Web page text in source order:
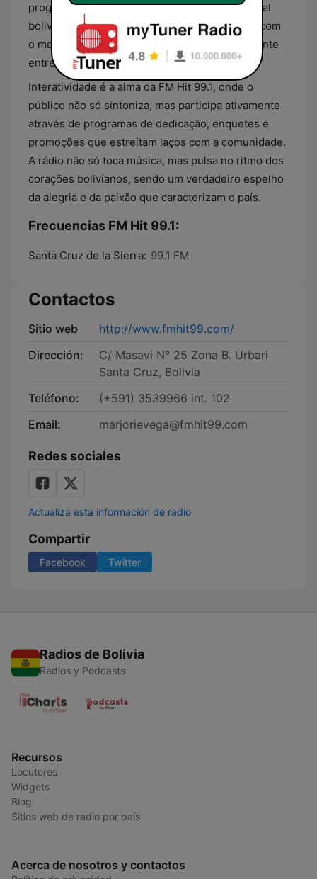
programação é um reflexo da identidade cultural
boliviana, mesclando sucessos internacionais com
o melhor da música nacional, e criando uma ponte
entre as tradições e as novas tendências.
Interatividade é a alma da FM Hit 99.1, onde o
público não só sintoniza, mas participa ativamente
através de programas de dedicação, enquetes e
promoções que estreitam laços com a comunidade.
A rádio não só toca música, mas pulsa no ritmo dos
corações bolivianos, sendo um verdadeiro espelho
da alegria e da paixão que caracterizam o país.
Frecuencias FM Hit 99.1:
Santa Cruz de la Sierra: 99.1 FM
Contactos
Sitio web
http://www.fmhit99.com/
Dirección:
C/ Masavi N° 25 Zona B. Urbari
Santa Cruz, Bolivia
Teléfono:
(+591) 3539966 int. 102
Email:
marjorievega@fmhit99.com
Redes sociales
Actualiza esta información de radio
Compartir
Facebook Twitter
Radios de Bolivia
Radios y Podcasts
Recursos
Locutores
Widgets
Blog
Sitios web de radio por país
Acerca de nosotros y contactos